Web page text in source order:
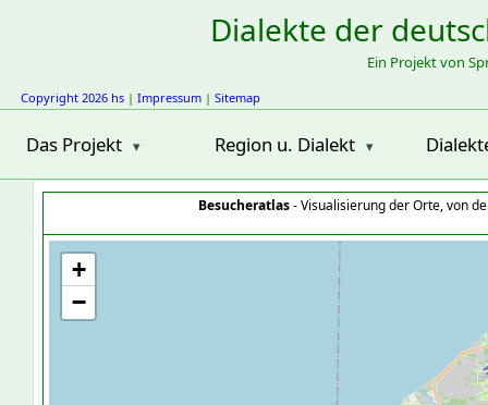
Dialekte der
Ein Projekt von
Copyright 2026 hs | Impressum | Sitemap
Das Projekt Region u. Dialekt
Besucheratlas- Visualisierung der Orte, von
+
−